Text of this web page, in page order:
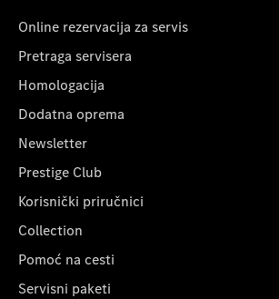
Online rezervacija za servis
Pretraga servisera
Homologacija
Dodatna oprema
Newsletter
Prestige Club
Korisnički priručnici
Collection
Pomoć na cesti
Servisni paketi